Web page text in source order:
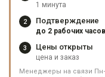
1 минута
2 Подтверждение
до 2 рабочих часов
3 Цены открыты
цена и заказ
Менеджеры на связи